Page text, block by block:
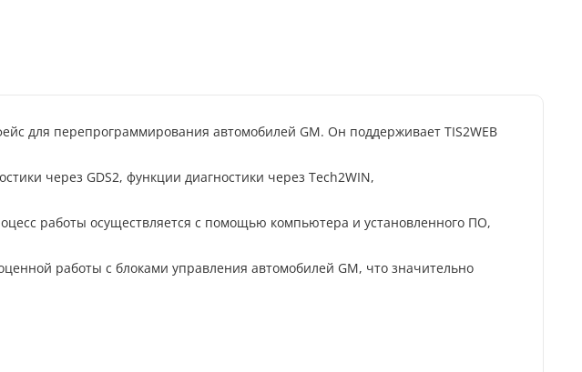
для перепрограммирования автомобилей GM. Он поддерживает TIS2WEB
через GDS2, функции диагностики через Tech2WIN,
работы осуществляется с помощью компьютера и установленного ПО,
работы с блоками управления автомобилей GM, что значительно